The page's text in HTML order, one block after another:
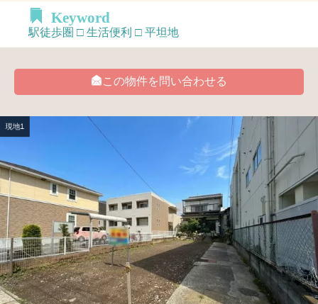
Keyword
駅徒歩圏 □ 生活便利 □ 平坦地
この物件を問い合わせる
現地1